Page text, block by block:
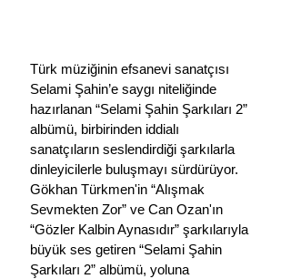
Türk müziğinin efsanevi sanatçısı
Selami Şahin’e saygı niteliğinde
hazırlanan “Selami Şahin Şarkıları 2”
albümü, birbirinden iddialı
sanatçıların seslendirdiği şarkılarla
dinleyicilerle buluşmayı sürdürüyor.
Gökhan Türkmen'in “Alışmak
Sevmekten Zor” ve Can Ozan'ın
“Gözler Kalbin Aynasıdır” şarkılarıyla
büyük ses getiren “Selami Şahin
Şarkıları 2” albümü, yoluna